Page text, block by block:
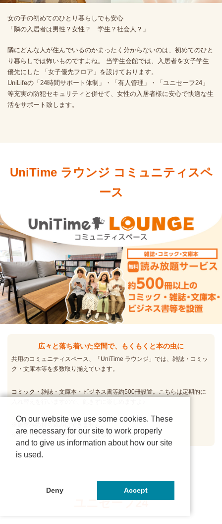
女の子の初めてのひとり暮らしでも安心
「隣の入居者は男性？女性？ 学生？社会人？」
隣にどんな人が住んでいるのかまったく分からないのは、初めてのひと
り暮らしでは怖いものですよね。 当学生会館では、入居者を女子学生
優先にした 「女子優先フロア」を設けております。
UniLifeの「24時間サポート体制」・「有人管理」・「ユニセーフ24」
等充実の防犯セキュリティと併せて、女性の入居者様に安心で快適な生
活をサポート致します。
UniTime ラウンジ コミュニティスペ
ース
広々と落ち着いた空間で、もくもくと本の虫に
共用のコミュニティスペース、「UniTime ラウンジ」では、雑誌・コミッ
ク・文庫本等を多数取り揃えています。
コミック・雑誌・文庫本・ビジネス書等約500冊設置。こちらは定期的に
※当サービスは予告なく終了になる場合がございます。
ユニセーフ24
On our website we use some cookies. These
are necessary for our site to work properly
and to give us information about how our site
is used.
Deny Accept